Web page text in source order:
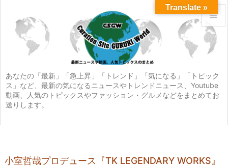
あなたの「最新」「急上昇」「トレンド」「気になる」「トピック
ス」など、最新の気になるニュースやトレンドニュース、Youtube
動画、人気のトピックスやファッション・グルメなどをまとめてお
送りします。


メニュ
サイド

前へ
小室哲哉プロデュース『TK LEGENDARY WORKS』
Translate »